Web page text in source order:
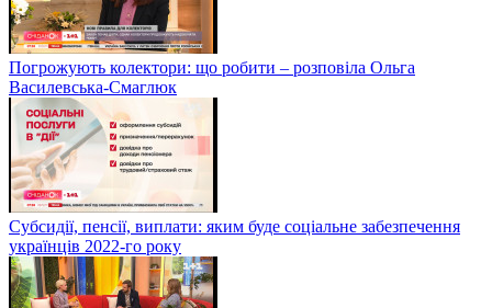
Погрожують колектори: що робити – розповіла Ольга
Василевська-Смаглюк
Субсидії, пенсії, виплати: яким буде соціальне забезпечення
українців 2022-го року